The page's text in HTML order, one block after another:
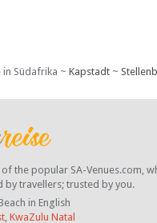
Südafrika ~ Kapstadt~
the popular SA-Venues.com,
by travellers; trusted by you.
in English
, KwaZulu Natal